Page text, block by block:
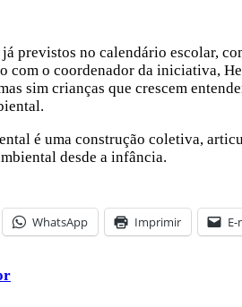
previstos no calendário escolar,
com o coordenador da iniciativa,
sim crianças que crescem
é uma construção coletiva,
desde a infância.
WhatsApp Imprimir